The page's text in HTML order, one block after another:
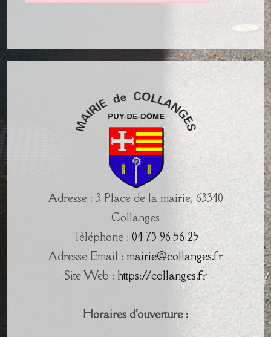
Adresse : 3 Place de la mairie, 63340
Collanges
Téléphone : 04 73 96 56 25
Adresse Email : mairie@collanges.fr
Site Web : https://collanges.fr
Horaires d'ouverture :